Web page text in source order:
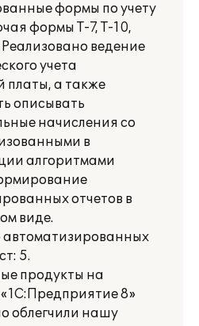
формы по учету
формы Т-7, Т-10,
ведение
учета
платы, а также
описывать
начисления со
в
алгоритмами
отчетов в
виде.
автоматизированных
5.
продукты на
8»
облегчили нашу